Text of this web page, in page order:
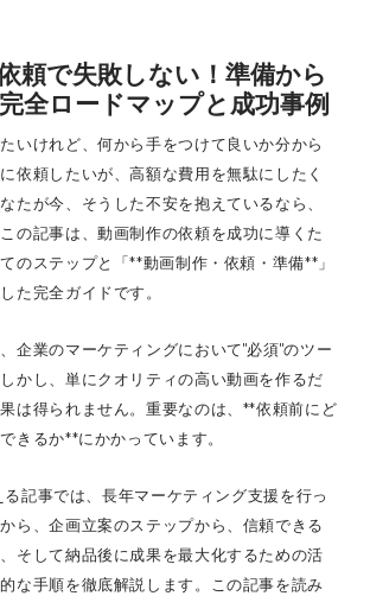
頼で失敗しない！準備から
全ロードマップと成功事例
いけれど、何から手をつけて良いか分から
依頼したいが、高額な費用を無駄にしたく
が今、そうした不安を抱えているなら、
の記事は、動画制作の依頼を成功に導くた
のステップと「**動画制作・依頼・準備**」
た完全ガイドです。
企業のマーケティングにおいて"必須"のツー
かし、単にクオリティの高い動画を作るだ
は得られません。重要なのは、**依頼前にど
きるか**にかかっています。
る記事では、長年マーケティング支援を行っ
ら、企画立案のステップから、信頼できる
そして納品後に成果を最大化するための活
な手順を徹底解説します。この記事を読み